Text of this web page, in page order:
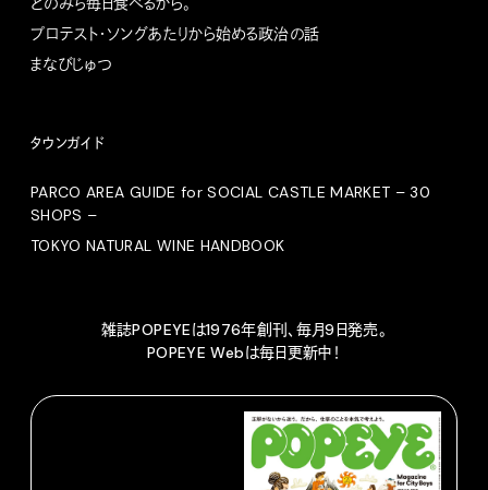
プロテスト・ソングあたりから始める政治の話
まなびじゅつ
タウンガイド
PARCO AREA GUIDE for SOCIAL CASTLE MARKET – 30
SHOPS –
TOKYO NATURAL WINE HANDBOOK
雑誌POPEYEは1976年創刊、毎月9日発売。
POPEYE Webは毎日更新中！